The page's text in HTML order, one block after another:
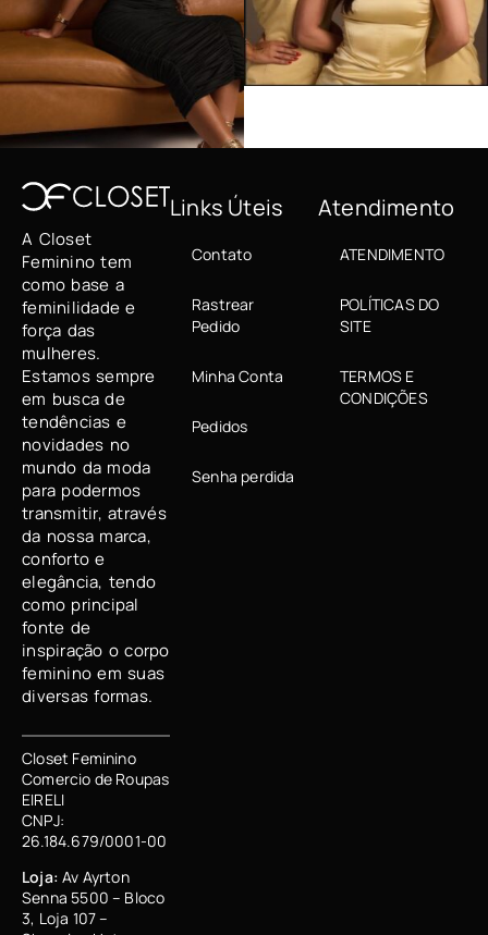
A Closet
Feminino tem
como base a
feminilidade e
força das
mulheres.
Estamos sempre
em busca de
tendências e
novidades no
mundo da moda
para podermos
transmitir, através
da nossa marca,
conforto e
elegância, tendo
como principal
fonte de
inspiração o corpo
feminino em suas
diversas formas.
Closet Feminino
Comercio de Roupas
EIRELI
CNPJ:
26.184.679/0001-00
Loja:Av Ayrton
Senna 5500 – Bloco
3, Loja 107 –
Links Úteis
Contato
Rastrear
Pedido
Minha Conta
Pedidos
Senha perdida
Atendimento
ATENDIMENTO
POLÍTICAS DO
SITE
TERMOS E
CONDIÇÕES